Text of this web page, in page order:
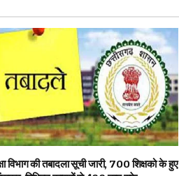
विभाग की तबादला सूची जारी, 700 शिक्षको के हुए